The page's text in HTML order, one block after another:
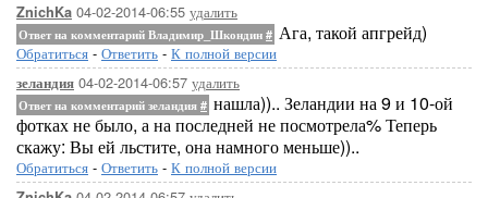
ZnichKa 04-02-2014-06:55 удалить
Ответ на комментарий Владимир_Шкондин # Ага, такой апгрейд)
Обратиться - Ответить - К полной версии
зеландия 04-02-2014-06:57 удалить
Ответ на комментарий зеландия # нашла)).. Зеландии на 9 и 10-ой
фотках не было, а на последней не посмотрела% Теперь
скажу: Вы ей льстите, она намного меньше))..
Обратиться - Ответить - К полной версии